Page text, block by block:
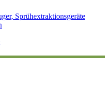
Sprühextraktionsgeräte